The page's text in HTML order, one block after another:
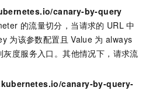
canary-by-query
的流量切分，当请求的 URL 中
为该参数配置且 Value 为 always
度服务入口。其他情况下，请求流
canary-by-query-